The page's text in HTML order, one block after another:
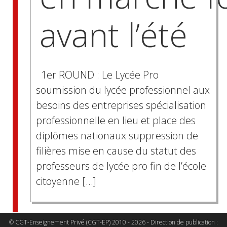
avant l’été
1er ROUND : Le Lycée Pro
soumission du lycée professionnel aux
besoins des entreprises spécialisation
professionnelle en lieu et place des
diplômes nationaux suppression de
filières mise en cause du statut des
professeurs de lycée pro fin de l’école
citoyenne […]
© CGT-Enseignement Privé (CGT-EP) 2010 - 2026 - Direction de publication :